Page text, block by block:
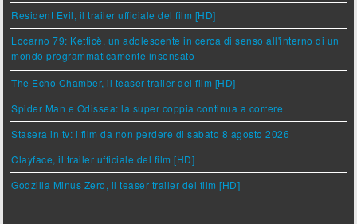
Resident Evil, il trailer ufficiale del film [HD]
Locarno 79: Ketticè, un adolescente in cerca di senso all'interno di un
mondo programmaticamente insensato
The Echo Chamber, il teaser trailer del film [HD]
Spider Man e Odissea: la super coppia continua a correre
Stasera in tv: i film da non perdere di sabato 8 agosto 2026
Clayface, il trailer ufficiale del film [HD]
Godzilla Minus Zero, il teaser trailer del film [HD]